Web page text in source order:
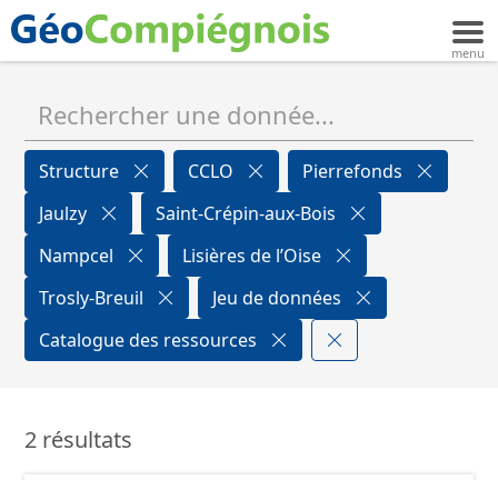
Structure CCLO
Pierrefonds
Jaulzy
Saint-Crépin-aux-Bois
Nampcel
Lisières de l’Oise
Trosly-Breuil
Jeu de données
Catalogue des ressources
2 résultats